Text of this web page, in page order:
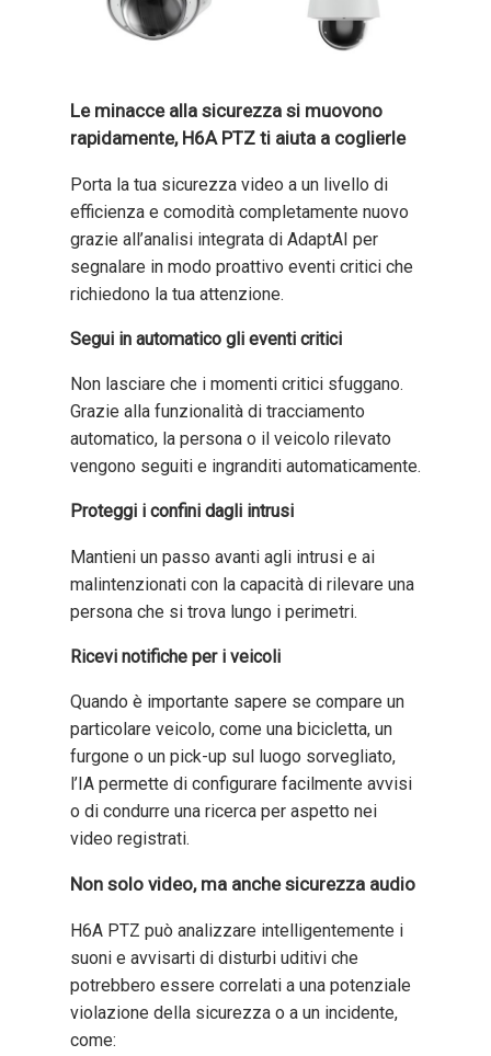
Le minacce alla sicurezza si muovono
rapidamente, H6A PTZ ti aiuta a coglierle
Porta la tua sicurezza video a un livello di
efficienza e comodità completamente nuovo
grazie all’analisi integrata di AdaptAI per
segnalare in modo proattivo eventi critici che
richiedono la tua attenzione.
Segui in automatico gli eventi critici
Non lasciare che i momenti critici sfuggano.
Grazie alla funzionalità di tracciamento
automatico, la persona o il veicolo rilevato
vengono seguiti e ingranditi automaticamente.
Proteggi i confini dagli intrusi
Mantieni un passo avanti agli intrusi e ai
malintenzionati con la capacità di rilevare una
persona che si trova lungo i perimetri.
Ricevi notifiche per i veicoli
Quando è importante sapere se compare un
particolare veicolo, come una bicicletta, un
furgone o un pick-up sul luogo sorvegliato,
l’IA permette di configurare facilmente avvisi
o di condurre una ricerca per aspetto nei
video registrati.
Non solo video, ma anche sicurezza audio
H6A PTZ può analizzare intelligentemente i
suoni e avvisarti di disturbi uditivi che
potrebbero essere correlati a una potenziale
violazione della sicurezza o a un incidente,
come: